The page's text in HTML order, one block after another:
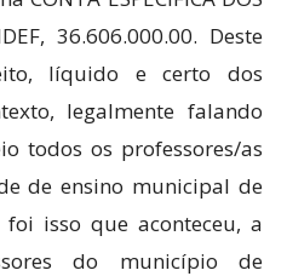
36.606.000.00. Deste
líquido e certo dos
legalmente falando
todos os professores/as
de ensino municipal de
isso que aconteceu, a
do município de